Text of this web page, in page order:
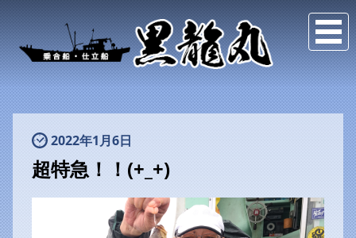
2022年1月6日
超特急！！(+_+)